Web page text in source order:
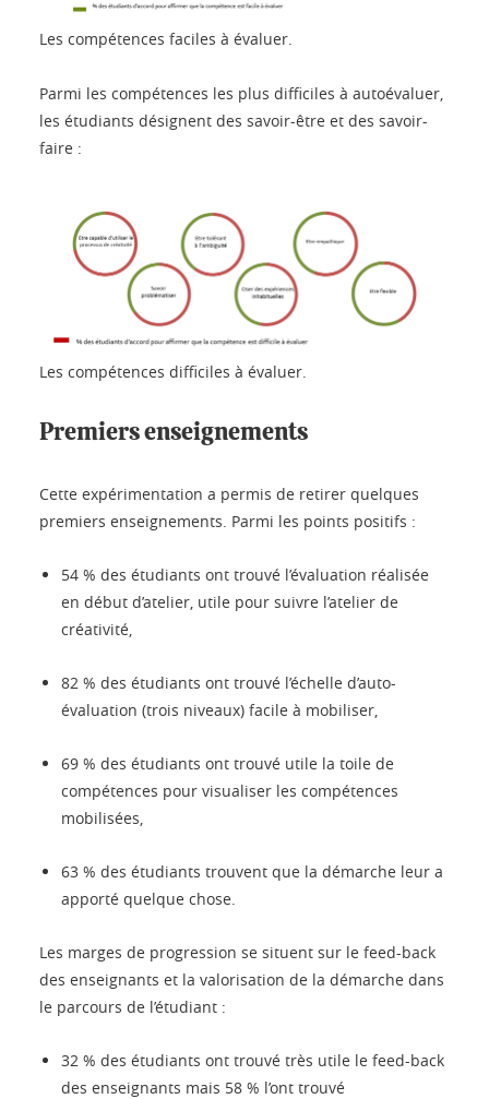
Les compétences faciles à évaluer.
Parmi les compétences les plus difficiles à autoévaluer,
les étudiants désignent des savoir-être et des savoir-
faire :
Les compétences difficiles à évaluer.
Premiers enseignements
Cette expérimentation a permis de retirer quelques
premiers enseignements. Parmi les points positifs :
54 % des étudiants ont trouvé l’évaluation réalisée
en début d’atelier, utile pour suivre l’atelier de
créativité,
82 % des étudiants ont trouvé l’échelle d’auto-
évaluation (trois niveaux) facile à mobiliser,
69 % des étudiants ont trouvé utile la toile de
compétences pour visualiser les compétences
mobilisées,
63 % des étudiants trouvent que la démarche leur a
apporté quelque chose.
Les marges de progression se situent sur le feed-back
des enseignants et la valorisation de la démarche dans
le parcours de l’étudiant :
32 % des étudiants ont trouvé très utile le feed-back
des enseignants mais 58 % l’ont trouvé